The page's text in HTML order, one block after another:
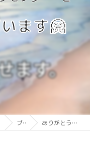
ます🤗
ブログ ありがとうございます🤗